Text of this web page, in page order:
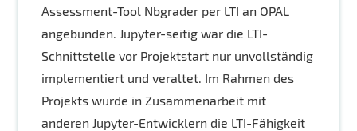
Assessment-Tool Nbgrader per LTI an OPAL
angebunden. Jupyter-seitig war die LTI-
Schnittstelle vor Projektstart nur unvollständig
implementiert und veraltet. Im Rahmen des
Projekts wurde in Zusammenarbeit mit
anderen Jupyter-Entwicklern die LTI-Fähigkeit